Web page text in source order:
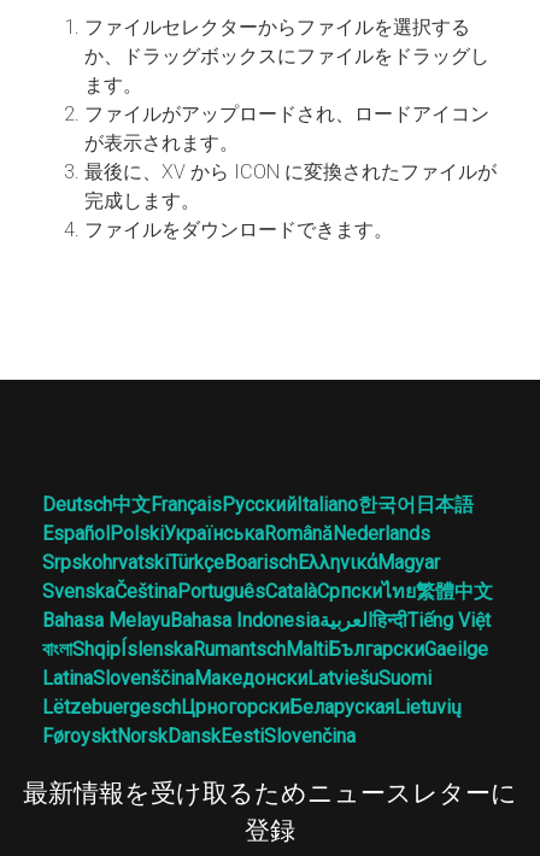
ファイルセレクターからファイルを選択する
か、ドラッグボックスにファイルをドラッグし
ます。
ファイルがアップロードされ、ロードアイコン
が表示されます。
最後に、XV から ICON に変換されたファイルが
完成します。
ファイルをダウンロードできます。
Deutsch中文FrançaisРусскийItaliano한국어 日本語
EspañolPolskiУкраїнськаRomânăNederlands
SrpskohrvatskiTürkçeBoarischΕλληνικάMagyar
SvenskaČeštinaPortuguêsCatalàСрпскиไทย繁體中文
Bahasa MelayuBahasa Indonesiaالعربيةहिन्दीTiếng Việt
বাংলাShqipÍslenskaRumantschMaltiБългарскиGaeilge
LatinaSlovenščinaМакедонскиLatviešuSuomi
LëtzebuergeschЦрногорскиБеларускаяLietuvių
FøroysktNorskDanskEestiSlovenčina
最新情報を受け取るためニュースレターに
登録